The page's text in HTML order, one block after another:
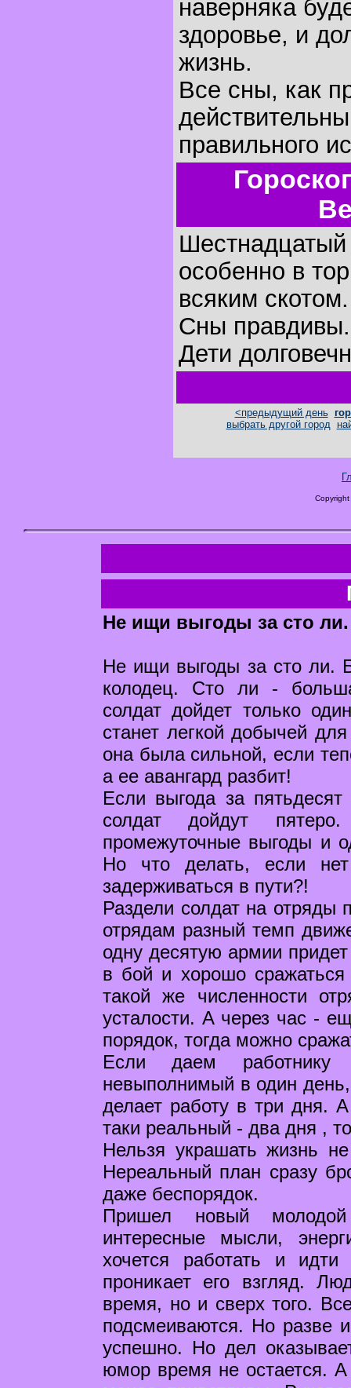
наверняка
здоровье, и
жизнь.
Все сны, как
правильного
Шестнадцатый
особенно в
всяким скотом.
Сны правдивы.
Дети
<предыдущий день
выбрать другой город
Не ищи выгоды за сто ли.
Не ищи выгоды за сто ли.
колодец. Сто ли -
солдат дойдет только
станет легкой добычей
она была сильной, если
а ее авангард разбит!
Если выгода за
солдат дойдут
промежуточные выгоды и
Но что делать, если
задерживаться в пути?!
Раздели солдат на отряды
отрядам разный темп
одну десятую армии
в бой и хорошо
такой же численности
усталости. А через час -
порядок, тогда можно
Если даем
невыполнимый в один день,
делает работу в три дня.
таки реальный - два дня ,
Нельзя украшать жизнь
Нереальный план сразу
даже беспорядок.
Пришел новый
интересные мысли,
хочется работать и
проникает его взгляд.
время, но и сверх того.
подсмеиваются. Но разве
успешно. Но дел
юмор время не остается. А